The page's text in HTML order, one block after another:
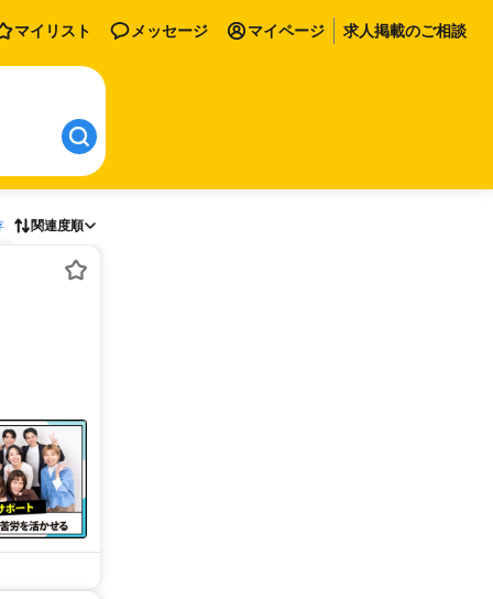
マイリスト メッセージ マイページ 求人掲載のご相談
関連度順